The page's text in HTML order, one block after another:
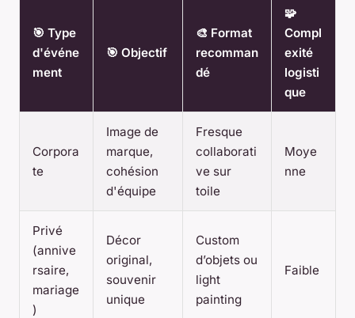
🎯 Type
d'événe
ment
🎯 Objectif
🎨 Format
recomman
dé
🧩
Compl
exité
logisti
que
Corpora
te
Image de
marque,
cohésion
d'équipe
Fresque
collaborati
ve sur
toile
Moye
nne
Privé
(annive
rsaire,
mariage
)
Décor
original,
souvenir
unique
Custom
d’objets ou
light
painting
Faible